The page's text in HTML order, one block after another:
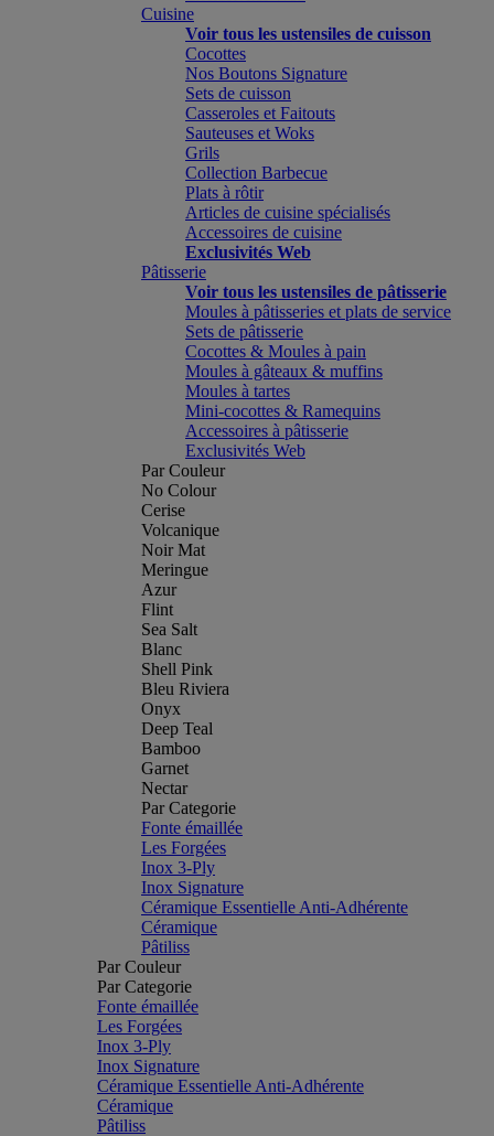
Cuisine
Voir tous les ustensiles de cuisson
Cocottes
Nos Boutons Signature
Sets de cuisson
Casseroles et Faitouts
Sauteuses et Woks
Grils
Collection Barbecue
Plats à rôtir
Articles de cuisine spécialisés
Accessoires de cuisine
Exclusivités Web
Pâtisserie
Voir tous les ustensiles de pâtisserie
Moules à pâtisseries et plats de service
Sets de pâtisserie
Cocottes & Moules à pain
Moules à gâteaux & muffins
Moules à tartes
Mini-cocottes & Ramequins
Accessoires à pâtisserie
Exclusivités Web
Par Couleur
No Colour
Cerise
Volcanique
Noir Mat
Meringue
Azur
Flint
Sea Salt
Blanc
Shell Pink
Bleu Riviera
Onyx
Deep Teal
Bamboo
Garnet
Nectar
Par Categorie
Fonte émaillée
Les Forgées
Inox 3-Ply
Inox Signature
Céramique Essentielle Anti-Adhérente
Céramique
Pâtiliss
Par Couleur
Par Categorie
Fonte émaillée
Les Forgées
Inox 3-Ply
Inox Signature
Céramique Essentielle Anti-Adhérente
Céramique
Pâtiliss